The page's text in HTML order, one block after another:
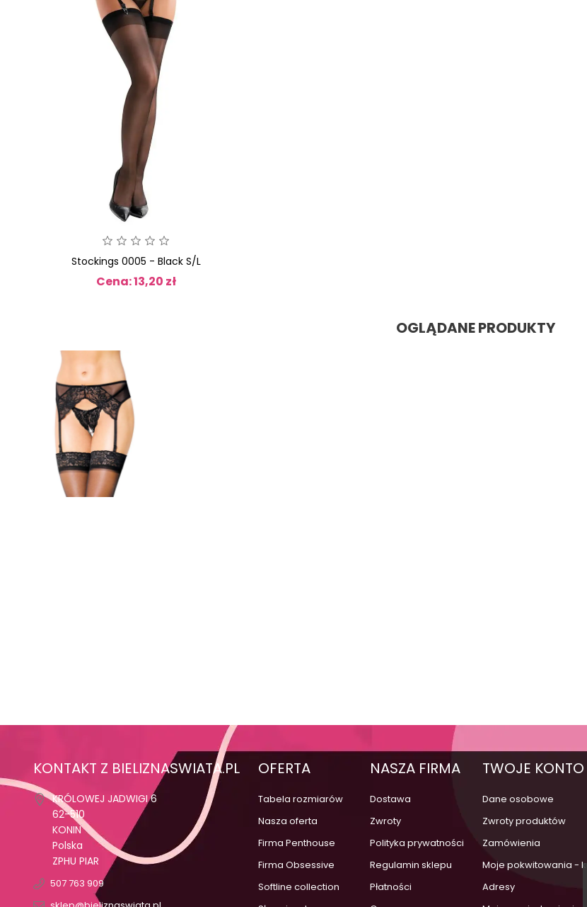
Stockings 0005 - Black S/L
Cena: 13,20 zł
OGLĄDANE PRODUKTY
KONTAKT Z BIELIZNASWIATA.PL
KRÓLOWEJ JADWIGI 6
62-510
KONIN
Polska
ZPHU PIAR
507 763 909
OFERTA
Tabela rozmiarów
Nasza oferta
Firma Penthouse
Firma Obsessive
Softline collection
NASZA FIRMA
Dostawa
Zwroty
Polityka prywatności
Regulamin sklepu
Płatności
TWOJE KONTO
Dane osobowe
Zwroty produktów
Zamówienia
Moje pokwitowania -
Adresy